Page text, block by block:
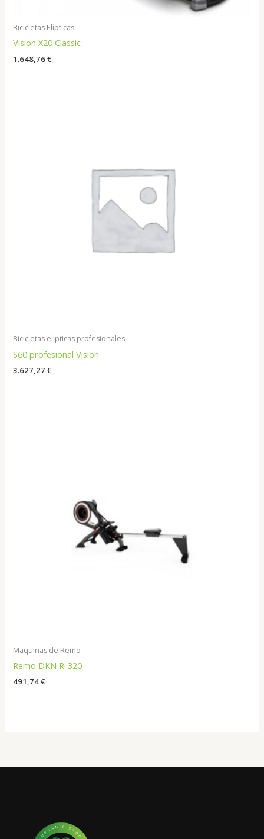
Bicicletas Elípticas
Vision X20 Classic
1.648,76€
Bicicletas elipticas profesionales
S60 profesional Vision
3.627,27€
Maquinas de Remo
Remo DKN R-320
491,74€